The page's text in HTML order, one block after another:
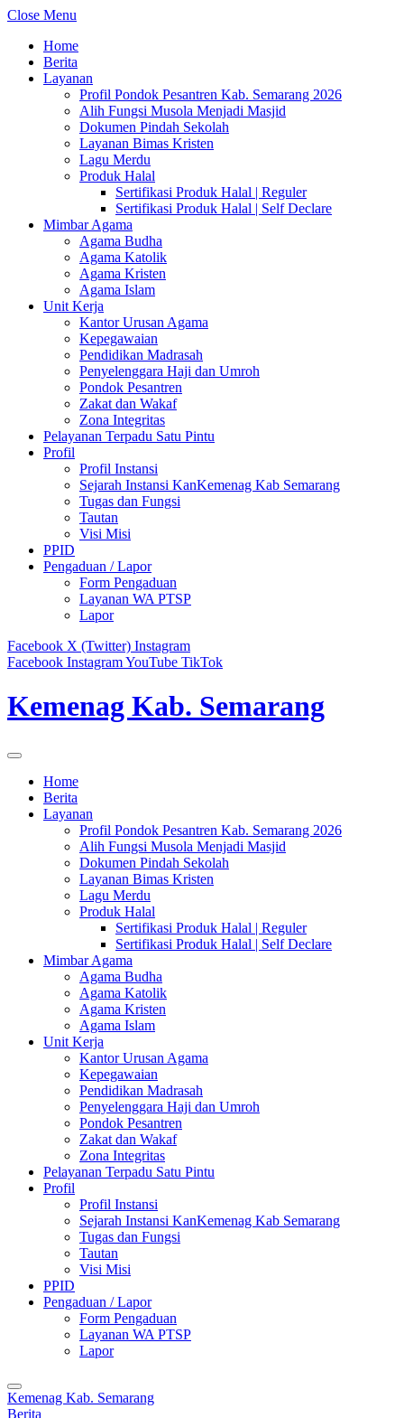
Close Menu
Home
Berita
Layanan
Profil Pondok Pesantren Kab. Semarang 2026
Alih Fungsi Musola Menjadi Masjid
Dokumen Pindah Sekolah
Layanan Bimas Kristen
Lagu Merdu
Produk Halal
Sertifikasi Produk Halal | Reguler
Sertifikasi Produk Halal | Self Declare
Mimbar Agama
Agama Budha
Agama Katolik
Agama Kristen
Agama Islam
Unit Kerja
Kantor Urusan Agama
Kepegawaian
Pendidikan Madrasah
Penyelenggara Haji dan Umroh
Pondok Pesantren
Zakat dan Wakaf
Zona Integritas
Pelayanan Terpadu Satu Pintu
Profil
Profil Instansi
Sejarah Instansi KanKemenag Kab Semarang
Tugas dan Fungsi
Tautan
Visi Misi
PPID
Pengaduan / Lapor
Form Pengaduan
Layanan WA PTSP
Lapor
Facebook X (Twitter) Instagram
Facebook InstagramYouTube TikTok
Kemenag Kab. Semarang
Home
Berita
Layanan
Profil Pondok Pesantren Kab. Semarang 2026
Alih Fungsi Musola Menjadi Masjid
Dokumen Pindah Sekolah
Layanan Bimas Kristen
Lagu Merdu
Produk Halal
Sertifikasi Produk Halal | Reguler
Sertifikasi Produk Halal | Self Declare
Mimbar Agama
Agama Budha
Agama Katolik
Agama Kristen
Agama Islam
Unit Kerja
Kantor Urusan Agama
Kepegawaian
Pendidikan Madrasah
Penyelenggara Haji dan Umroh
Pondok Pesantren
Zakat dan Wakaf
Zona Integritas
Pelayanan Terpadu Satu Pintu
Profil
Profil Instansi
Sejarah Instansi KanKemenag Kab Semarang
Tugas dan Fungsi
Tautan
Visi Misi
PPID
Pengaduan / Lapor
Form Pengaduan
Layanan WA PTSP
Lapor
Kemenag Kab. Semarang
Berita